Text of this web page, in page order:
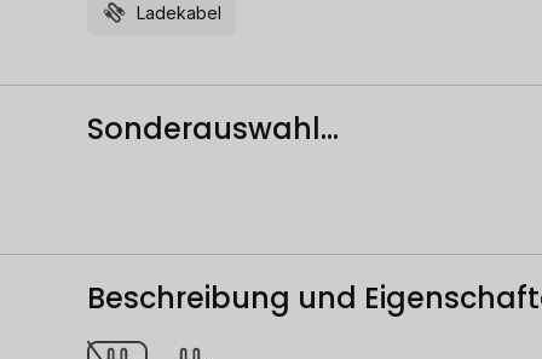
Ladekabel
Sonderauswahl...
Beschreibung und